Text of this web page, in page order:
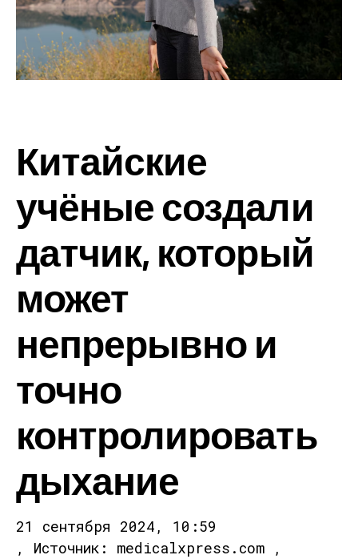
Китайские
учёные создали
датчик, который
может
непрерывно и
точно
контролировать
дыхание
21 сентября 2024, 10:59
, Источник: medicalxpress.com ,